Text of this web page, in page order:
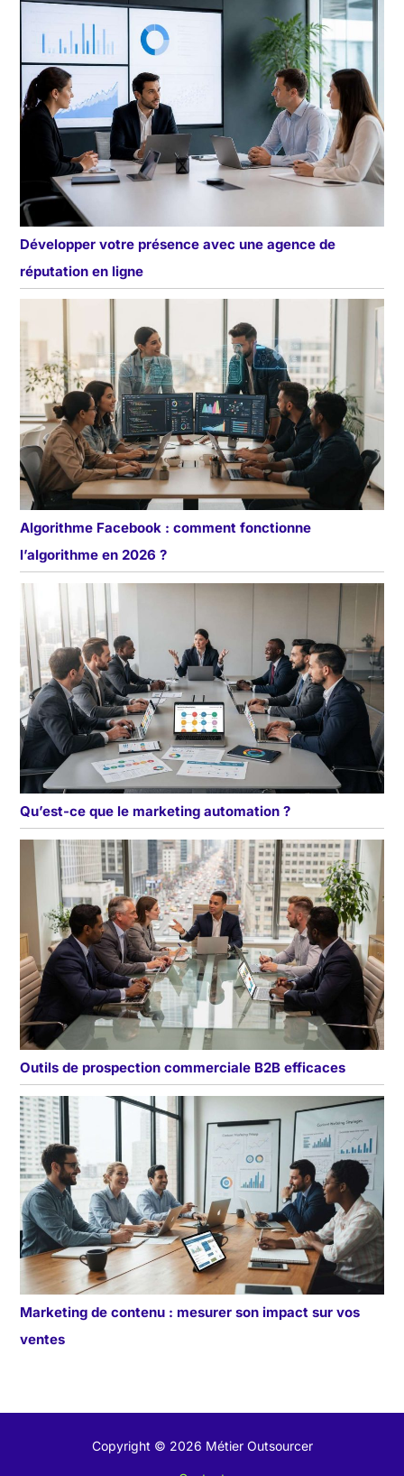
Développer votre présence avec une agence de
réputation en ligne
Algorithme Facebook : comment fonctionne
l’algorithme en 2026 ?
Qu’est-ce que le marketing automation ?
Outils de prospection commerciale B2B efficaces
Marketing de contenu : mesurer son impact sur vos
ventes
Copyright © 2026 Métier Outsourcer